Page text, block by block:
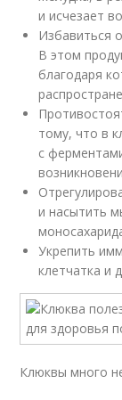
и исчезает
Избавиться
В этом
благодаря
тому, что в
с
и насытить
Укрепить
клетчатка и
Клюквы много